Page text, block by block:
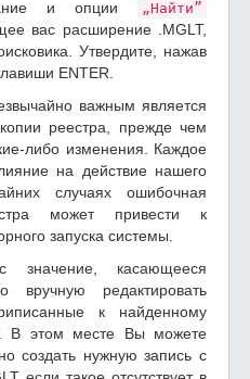
и опции
„Найти”
вас расширение .MGLT,
Утвердите, нажав
ENTER.
важным является
реестра, прежде чем
либо изменения. Каждое
на действие нашего
случаях ошибочная
может привести к
запуска системы.
значение, касающееся
вручную редактировать
к найденному
В этом месте Вы можете
создать нужную запись с